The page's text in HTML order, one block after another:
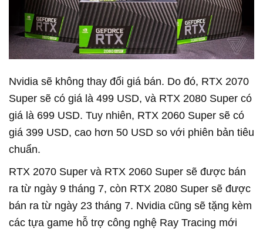
Nvidia sẽ không thay đổi giá bán. Do đó, RTX 2070
Super sẽ có giá là 499 USD, và RTX 2080 Super có
giá là 699 USD. Tuy nhiên, RTX 2060 Super sẽ có
giá 399 USD, cao hơn 50 USD so với phiên bản tiêu
chuẩn.
RTX 2070 Super và RTX 2060 Super sẽ được bán
ra từ ngày 9 tháng 7, còn RTX 2080 Super sẽ được
bán ra từ ngày 23 tháng 7. Nvidia cũng sẽ tặng kèm
các tựa game hỗ trợ công nghệ Ray Tracing mới